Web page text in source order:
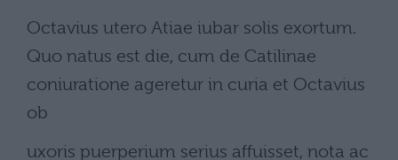
Octavius utero Atiae iubar solis exortum.
Quo natus est die, cum de Catilinae
coniuratione ageretur in curia et Octavius
ob
uxoris puerperium serius affuisset, nota ac